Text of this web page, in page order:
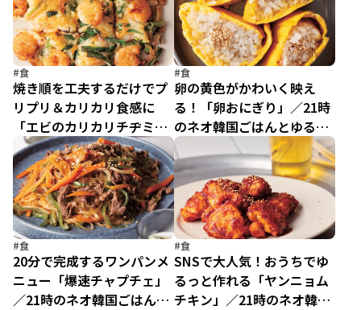
#食
焼き順を工夫するだけでプ
リプリ＆カリカリ食感に
「エビのカリカリチヂミ」
／21時のネオ韓国ごはんと
ゆるっとレシピ（4）
#食
卵の黄色がかわいく映え
る！「卵おにぎり」／21時
のネオ韓国ごはんとゆるっ
とレシピ（3）
#食
20分で完成するワンパンメ
ニュー「爆速チャプチェ」
／21時のネオ韓国ごはんと
#食
SNSで大人気！おうちでゆ
るっと作れる「ヤンニョム
チキン」／21時のネオ韓国